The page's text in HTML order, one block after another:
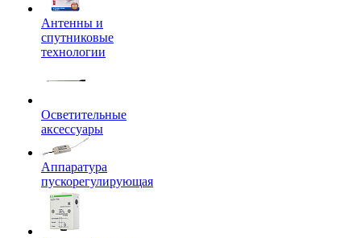
Антенны и
спутниковые
технологии
Осветительные
аксессуары
Аппаратура
пускорегулирующая